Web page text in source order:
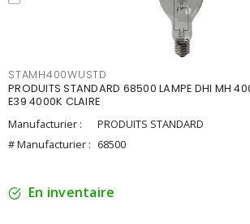
STAMH400WUSTD
PRODUITS STANDARD 68500 LAMPE DHI MH
E39 4000K CLAIRE
Manufacturier :
PRODUITS STANDARD
# Manufacturier : 68500
En inventaire